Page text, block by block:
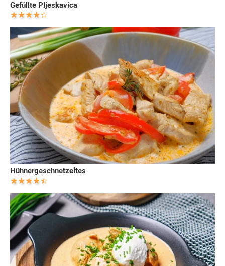
Gefüllte Pljeskavica
Hühnergeschnetzeltes